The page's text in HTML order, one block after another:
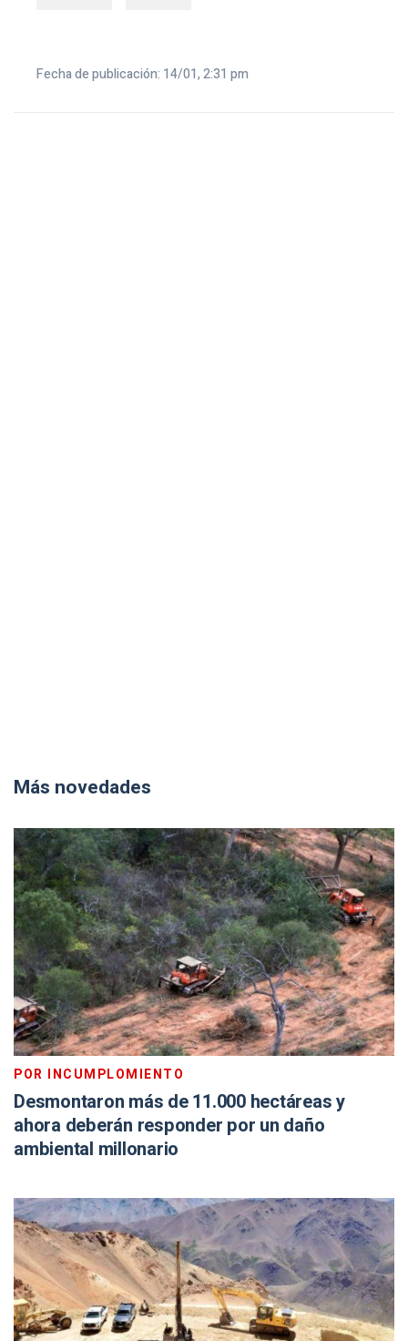
Fecha de publicación: 14/01, 2:31 pm
Más novedades
POR INCUMPLOMIENTO
Desmontaron más de 11.000 hectáreas y
ahora deberán responder por un daño
ambiental millonario